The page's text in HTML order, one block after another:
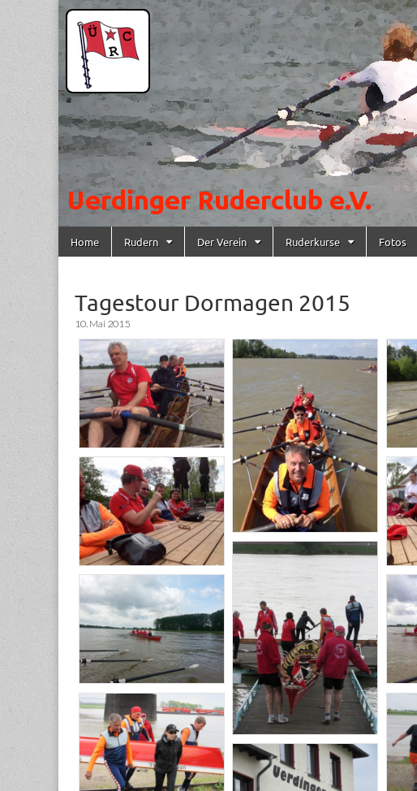
Uerdinger
Ruderclub
e.V.
Rudern in
Krefeld-
Uerdingen
Main menu
Home Rudern Der Verein Ruderkurse Fotos
Tagestour Dormagen 2015
10. Mai 2015